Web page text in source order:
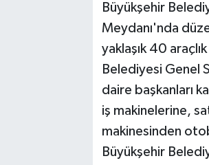
Büyükşehir
Meydanı'nda
yaklaşık 40
Belediyesi Genel
daire başkanları
iş makinelerine,
makinesinden
Büyükşehir